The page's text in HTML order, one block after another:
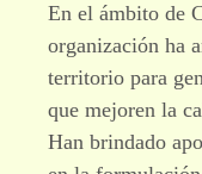
En el ámbito de
organización ha
territorio para
que mejoren la
Han brindado